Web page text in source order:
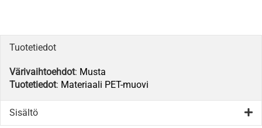
Tuotetiedot
Värivaihtoehdot: Musta
Tuotetiedot: Materiaali PET-muovi
Sisältö